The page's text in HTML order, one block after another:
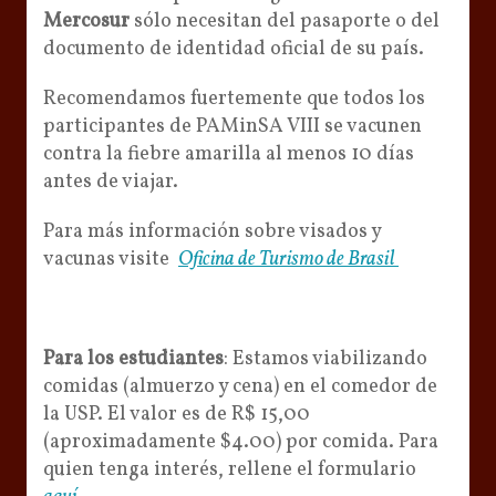
Mercosur sólo necesitan del pasaporte o del
documento de identidad oficial de su país.
Recomendamos fuertemente que todos los
participantes de PAMinSA VIII se vacunen
contra la fiebre amarilla al menos 10 días
antes de viajar.
Para más información sobre visados y
vacunas visite Oficina de Turismo de Brasil
Para los estudiantes: Estamos viabilizando
comidas (almuerzo y cena) en el comedor de
la USP. El valor es de R$ 15,00
(aproximadamente $4.00) por comida. Para
quien tenga interés, rellene el formulario